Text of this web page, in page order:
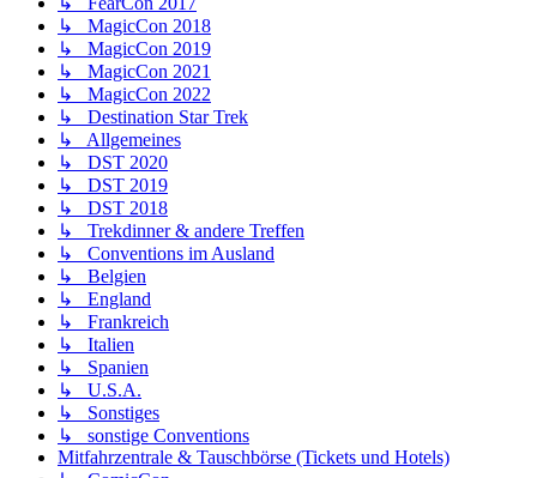
↳ MagicCon 2018
↳ MagicCon 2019
↳ MagicCon 2021
↳ MagicCon 2022
↳ Destination Star Trek
↳ Allgemeines
↳ DST 2020
↳ DST 2019
↳ DST 2018
↳ Trekdinner & andere Treffen
↳ Conventions im Ausland
↳ Belgien
↳ England
↳ Frankreich
↳ Italien
↳ Spanien
↳ U.S.A.
↳ Sonstiges
↳ sonstige Conventions
Mitfahrzentrale & Tauschbörse (Tickets und Hotels)